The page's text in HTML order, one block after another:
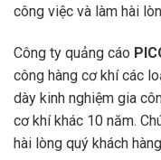
công việc và làm hài
Công ty quảng cáo
công hàng cơ khí các
dày kinh nghiệm gia
cơ khí khác 10 năm.
hài lòng quý khách